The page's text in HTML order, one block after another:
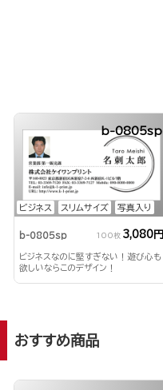
ビジネス スリムサイズ 写真入り
b-0805sp
b-0805sp 100枚 3,080円
ビジネスなのに堅すぎない！遊び心も
欲しいならこのデザイン！
おすすめ商品